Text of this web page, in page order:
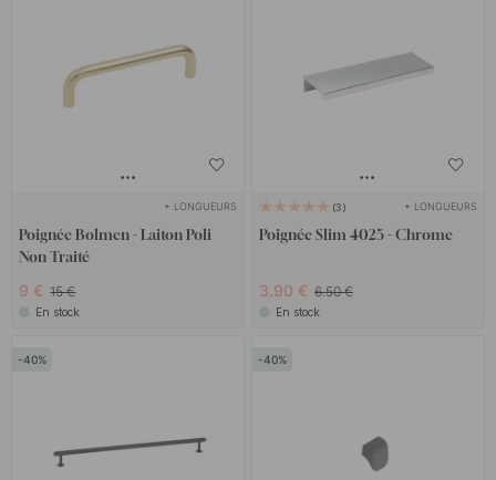
+ LONGUEURS
Poignée Bolmen - Laiton Poli
Non Traité
9 € 15 €
En stock
3 + LONGUEURS
Poignée Slim 4025 - Chrome
3.90 € 6.50 €
En stock
40 40